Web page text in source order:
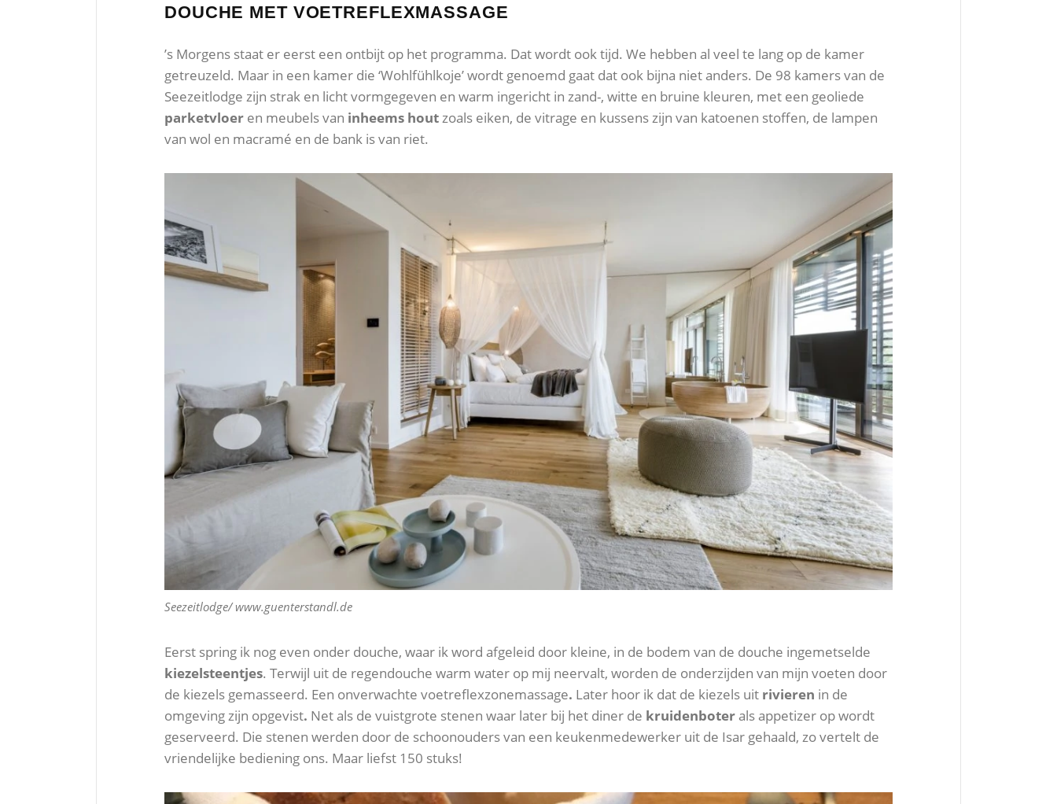
DOUCHE MET VOETREFLEXMASSAGE
’s Morgens staat er eerst een ontbijt op het programma. Dat wordt ook tijd. We hebben al veel te lang op de kamer
getreuzeld. Maar in een kamer die ‘Wohlfühlkoje’ wordt genoemd gaat dat ook bijna niet anders. De 98 kamers van de
Seezeitlodge zijn strak en licht vormgegeven en warm ingericht in zand-, witte en bruine kleuren, met een geoliede
parketvloer en meubels van inheems houtzoals eiken, de vitrage en kussens zijn van katoenen stoffen, de lampen
van wol en macramé en de bank is van riet.
Seezeitlodge/ www.guenterstandl.de
Eerst spring ik nog even onder douche, waar ik word afgeleid door kleine, in de bodem van de douche ingemetselde
kiezelsteentjes. Terwijl uit de regendouche warm water op mij neervalt, worden de onderzijden van mijn voeten door
de kiezels gemasseerd. Een onverwachte voetreflexzonemassage. Later hoor ik dat de kiezels uit rivieren in de
omgeving zijn opgevist. Net als de vuistgrote stenen waar later bij het diner de kruidenboterals appetizer op wordt
geserveerd. Die stenen werden door de schoonouders van een keukenmedewerker uit de Isar gehaald, zo vertelt de
vriendelijke bediening ons. Maar liefst 150 stuks!